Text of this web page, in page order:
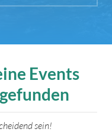
Events
sein!